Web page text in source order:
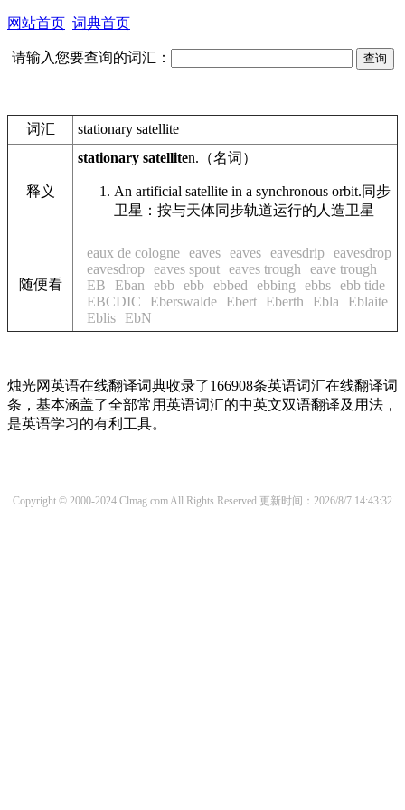
网站首页 词典首页
请输入您要查询的词汇：
词汇 stationary satellite
释义
stationary satelliten. （名词）
An artificial satellite in a synchronous orbit.同步
卫星：按与天体同步轨道运行的人造卫星
随便看
eaux de cologne eaves eaves eavesdrip eavesdrop
eavesdrop eaves spout eaves trough
eave trough
EB
Eban ebb ebb ebbed ebbing ebbs ebb tide
EBCDIC
Eberswalde Ebert Eberth Ebla
Eblaite
Eblis
EbN
烛光网英语在线翻译词典收录了166908条英语词汇在线翻译词
条，基本涵盖了全部常用英语词汇的中英文双语翻译及用法，
是英语学习的有利工具。
Copyright © 2000-2024 Clmag.com All Rights Reserved 更新时间：2026/8/7 14:43:32